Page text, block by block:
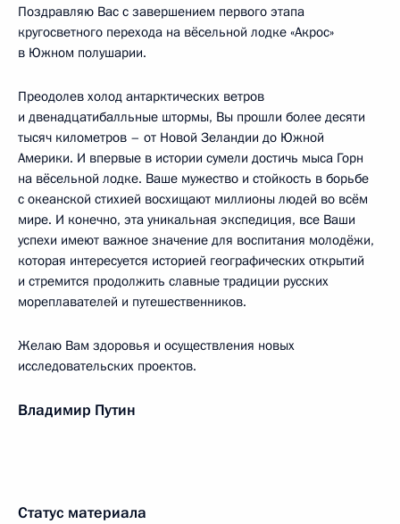
Поздравляю Вас с завершением первого этапа
кругосветного перехода на вёсельной лодке «Акрос»
в Южном полушарии.
Преодолев холод антарктических ветров
и двенадцатибалльные штормы, Вы прошли более десяти
тысяч километров – от Новой Зеландии до Южной
Америки. И впервые в истории сумели достичь мыса Горн
на вёсельной лодке. Ваше мужество и стойкость в борьбе
с океанской стихией восхищают миллионы людей во всём
мире. И конечно, эта уникальная экспедиция, все Ваши
успехи имеют важное значение для воспитания молодёжи,
которая интересуется историей географических открытий
и стремится продолжить славные традиции русских
мореплавателей и путешественников.
Желаю Вам здоровья и осуществления новых
исследовательских проектов.
Владимир Путин
Статус материала